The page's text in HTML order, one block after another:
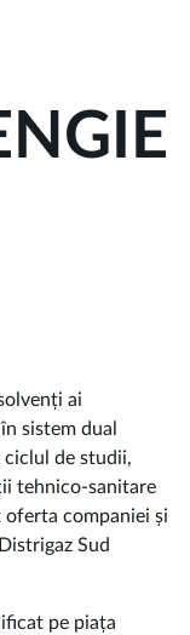
ai
sistem dual
ciclul de studii,
tehnico-sanitare
oferta companiei și
Sud
pe piața